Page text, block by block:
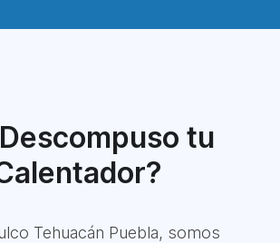
tu
Tehuacán Puebla, somos